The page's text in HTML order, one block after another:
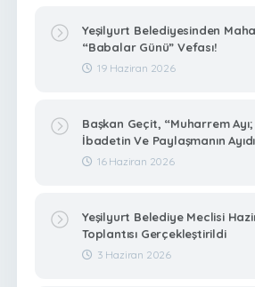
Yeşilyurt Belediyesinden
“Babalar Günü” Vefası!
19 Haziran 2026
Başkan Geçit, “Muharrem
İbadetin Ve Paylaşmanın
16 Haziran 2026
Yeşilyurt Belediye Meclisi
Toplantısı Gerçekleştirildi
3 Haziran 2026